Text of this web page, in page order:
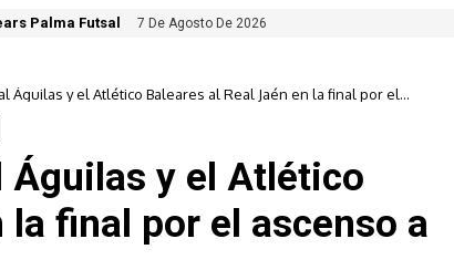
Palma Futsal 7 De Agosto De 2026
Águilas y el Atlético Baleares al Real Jaén en la final por el
Águilas y el Atlético
la final por el ascenso a